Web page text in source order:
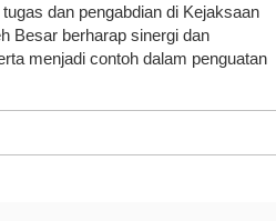
dan pengabdian di Kejaksaan
Besar berharap sinergi dan
menjadi contoh dalam penguatan